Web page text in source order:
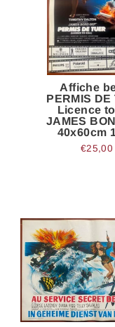
Affiche
PERMIS DE
Licence
JAMES
40x60cm
€25,00